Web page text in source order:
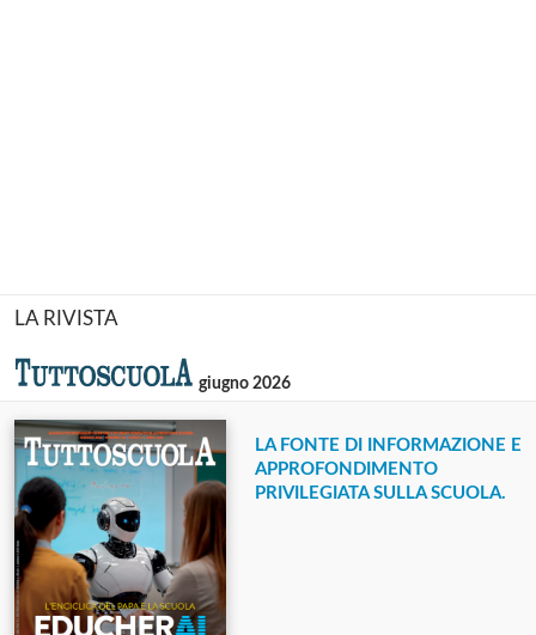
LA RIVISTA
giugno 2026
LA FONTE DI INFORMAZIONE E
APPROFONDIMENTO
PRIVILEGIATA SULLA SCUOLA.